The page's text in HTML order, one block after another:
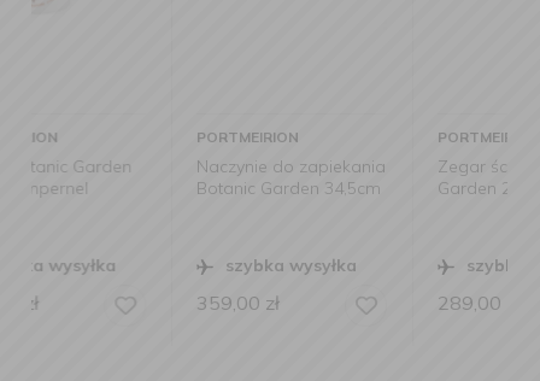
Naczynie do zapiekania
Botanic Garden 34,5cm
szybka wysyłka
359,00zł
Zegar ścienny Botanic
Garden 26,5cm Poppy
szybka wysyłka
289,00zł